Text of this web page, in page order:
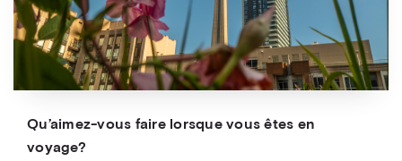
Qu’aimez-vous faire lorsque vous êtes en
voyage?